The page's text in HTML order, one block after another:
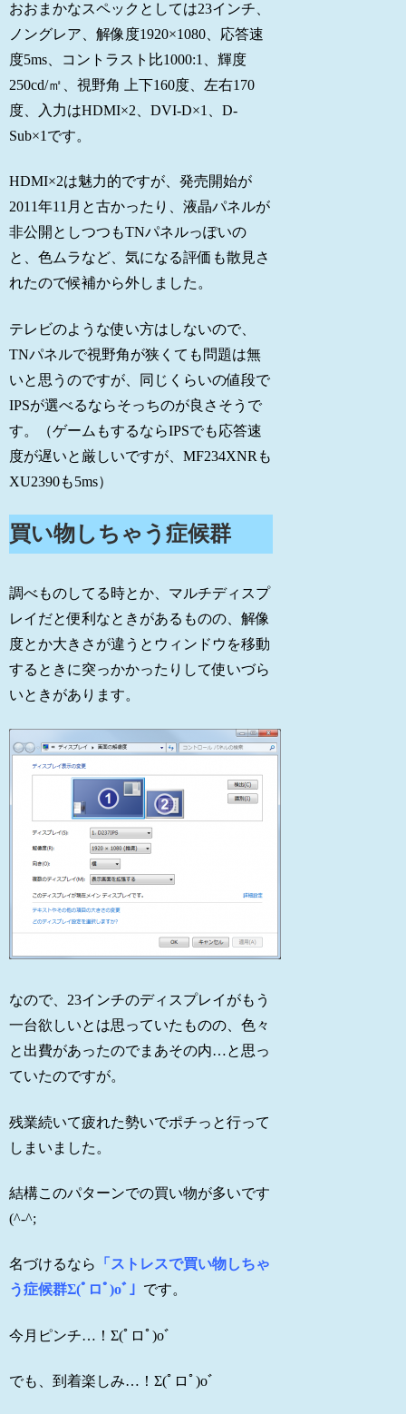
おおまかなスペックとしては23インチ、
ノングレア、解像度1920×1080、応答速
度5ms、コントラスト比1000:1、輝度
250cd/㎡、視野角 上下160度、左右170
度、入力はHDMI×2、DVI-D×1、D-
Sub×1です。
HDMI×2は魅力的ですが、発売開始が
2011年11月と古かったり、液晶パネルが
非公開としつつもTNパネルっぽいの
と、色ムラなど、気になる評価も散見さ
れたので候補から外しました。
テレビのような使い方はしないので、
TNパネルで視野角が狭くても問題は無
いと思うのですが、同じくらいの値段で
IPSが選べるならそっちのが良さそうで
す。（ゲームもするならIPSでも応答速
度が遅いと厳しいですが、MF234XNRも
XU2390も5ms）
買い物しちゃう症候群
調べものしてる時とか、マルチディスプ
レイだと便利なときがあるものの、解像
度とか大きさが違うとウィンドウを移動
するときに突っかかったりして使いづら
いときがあります。
なので、23インチのディスプレイがもう
一台欲しいとは思っていたものの、色々
と出費があったのでまあその内…と思っ
ていたのですが。
残業続いて疲れた勢いでポチっと行って
しまいました。
結構このパターンでの買い物が多いです
(^-^;
名づけるなら
「ストレスで買い物しちゃ
う症候群Σ(ﾟロﾟ)oﾞ」 です。
今月ピンチ…！Σ(ﾟロﾟ)oﾞ
でも、到着楽しみ…！Σ(ﾟロﾟ)oﾞ